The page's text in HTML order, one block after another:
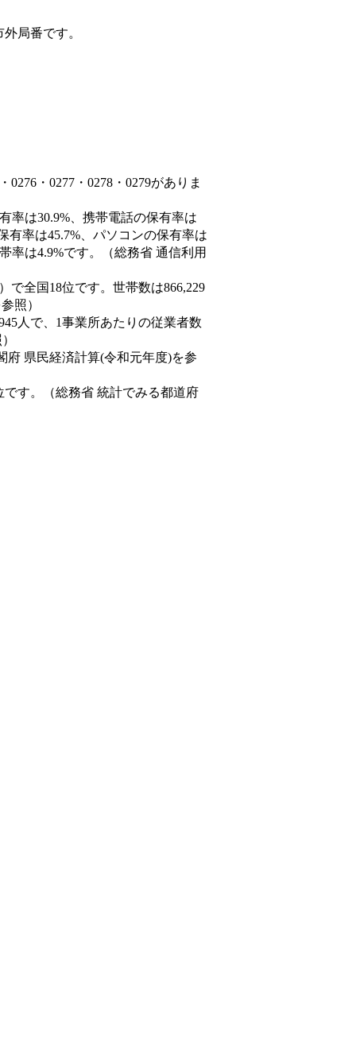
局番です。
・0277・0278・0279がありま
率は30.9%、携帯電話の保有率は
有率は45.7%、パソコンの保有率は
率は4.9%です。（総務省 通信利用
で全国18位です。世帯数は866,229
照）
人で、1事業所あたりの従業者数
府 県民経済計算(令和元年度)を参
す。（総務省 統計でみる都道府